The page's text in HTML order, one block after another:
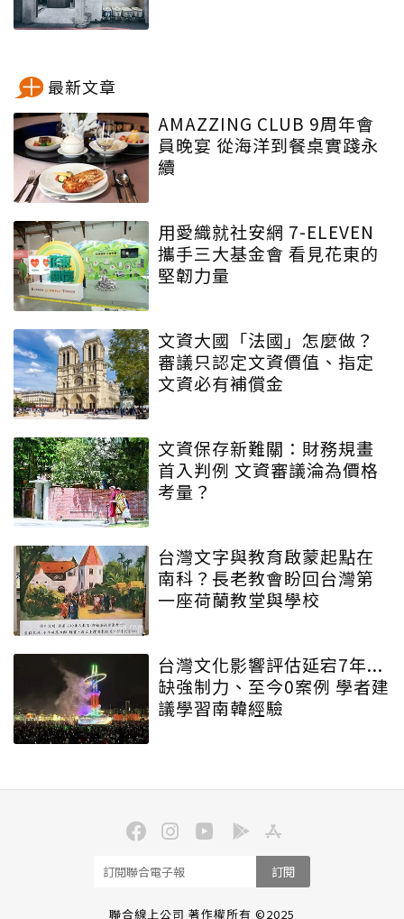
最新文章
AMAZZING CLUB 9周年會
員晚宴 從海洋到餐桌實踐永
續
用愛織就社安網 7-ELEVEN
攜手三大基金會 看見花東的
堅韌力量
文資大國「法國」怎麼做？
審議只認定文資價值、指定
文資必有補償金
文資保存新難關：財務規畫
首入判例 文資審議淪為價格
考量？
台灣文字與教育啟蒙起點在
南科？長老教會盼回台灣第
一座荷蘭教堂與學校
台灣文化影響評估延宕7年...
缺強制力、至今0案例 學者建
議學習南韓經驗
訂閱
聯合線上公司 著作權所有 ©2025